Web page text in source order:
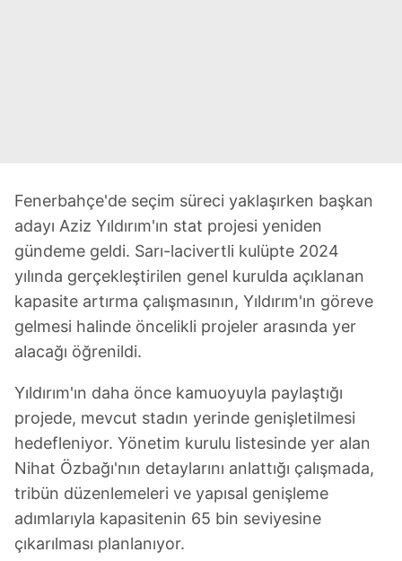
Fenerbahçe'de seçim süreci yaklaşırken başkan
adayı Aziz Yıldırım'ın stat projesi yeniden
gündeme geldi. Sarı-lacivertli kulüpte 2024
yılında gerçekleştirilen genel kurulda açıklanan
kapasite artırma çalışmasının, Yıldırım'ın göreve
gelmesi halinde öncelikli projeler arasında yer
alacağı öğrenildi.
Yıldırım'ın daha önce kamuoyuyla paylaştığı
projede, mevcut stadın yerinde genişletilmesi
hedefleniyor. Yönetim kurulu listesinde yer alan
Nihat Özbağı'nın detaylarını anlattığı çalışmada,
tribün düzenlemeleri ve yapısal genişleme
adımlarıyla kapasitenin 65 bin seviyesine
çıkarılması planlanıyor.